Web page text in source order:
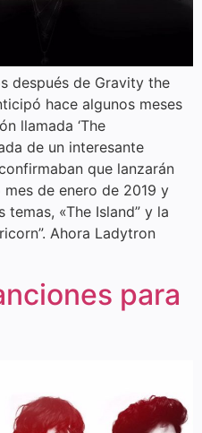
después de Gravity the
hace algunos meses
llamada ‘The
de un interesante
que lanzarán
de enero de 2019 y
«The Island” y la
Ahora Ladytron
para